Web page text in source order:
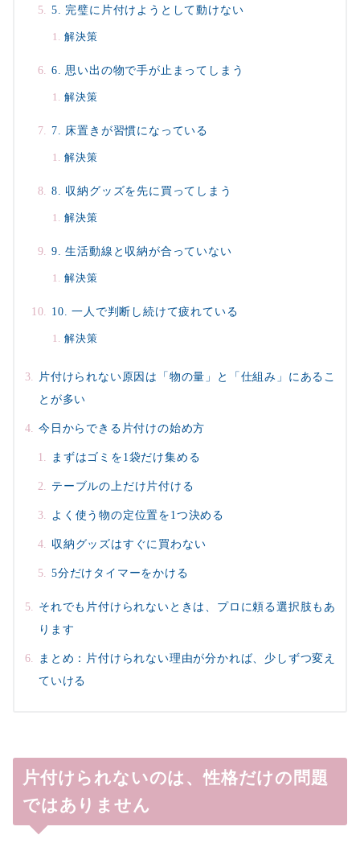
5. 完璧に片付けようとして動けない
解決策
6. 思い出の物で手が止まってしまう
解決策
7. 床置きが習慣になっている
解決策
8. 収納グッズを先に買ってしまう
解決策
9. 生活動線と収納が合っていない
解決策
10. 一人で判断し続けて疲れている
解決策
片付けられない原因は「物の量」と「仕組み」にあるこ
とが多い
今日からできる片付けの始め方
まずはゴミを1袋だけ集める
テーブルの上だけ片付ける
よく使う物の定位置を1つ決める
収納グッズはすぐに買わない
5分だけタイマーをかける
それでも片付けられないときは、プロに頼る選択肢もあ
ります
まとめ：片付けられない理由が分かれば、少しずつ変え
ていける
片付けられないのは、性格だけの問題
ではありません